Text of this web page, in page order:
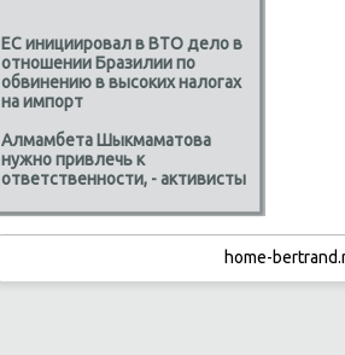
ЕС инициировал в ВТО дело в
отношении Бразилии по
обвинению в высоких налогах
на импорт
Алмамбета Шыкмаматова
нужно привлечь к
ответственности, - активисты
home-